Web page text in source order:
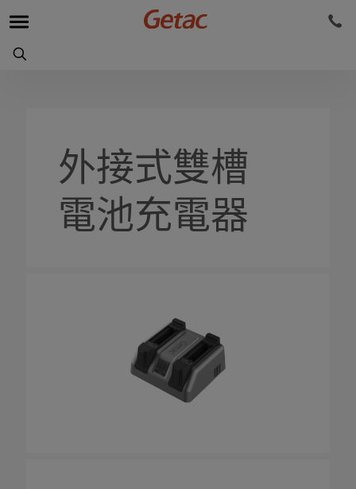
外接式雙槽
電池充電器